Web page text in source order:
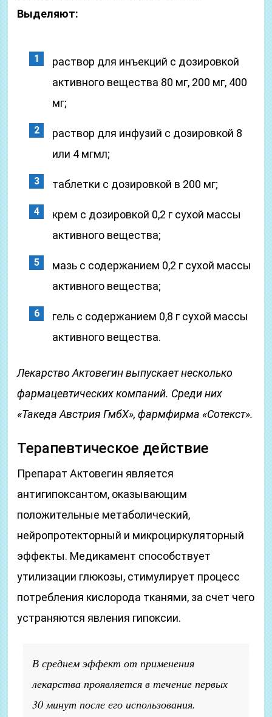
Выделяют:
раствор для инъекций с дозировкой
активного вещества 80 мг, 200 мг, 400
мг;
раствор для инфузий с дозировкой 8
или 4 мгмл;
таблетки с дозировкой в 200 мг;
крем с дозировкой 0,2 г сухой массы
активного вещества;
мазь с содержанием 0,2 г сухой массы
активного вещества;
гель с содержанием 0,8 г сухой массы
активного вещества.
Лекарство Актовегин выпускает несколько
фармацевтических компаний. Среди них
«Такеда Австрия ГмбХ», фармфирма «Сотекст».
Терапевтическое действие
Препарат Актовегин является
антигипоксантом, оказывающим
положительные метаболический,
нейропротекторный и микроциркуляторный
эффекты. Медикамент способствует
утилизации глюкозы, стимулирует процесс
потребления кислорода тканями, за счет чего
устраняются явления гипоксии.
В среднем эффект от применения
лекарства проявляется в течение первых
30 минут после его использования.